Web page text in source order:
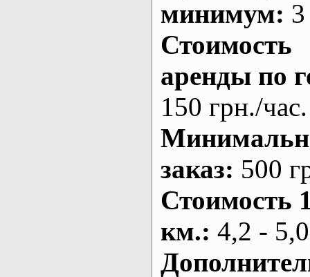
минимум:
Стоимость
аренды по
150 грн./час.
заказ: 500
Стоимость
км.: 4,2 -